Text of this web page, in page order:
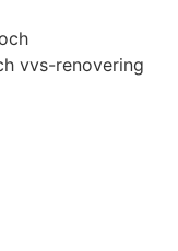
vvs-renovering